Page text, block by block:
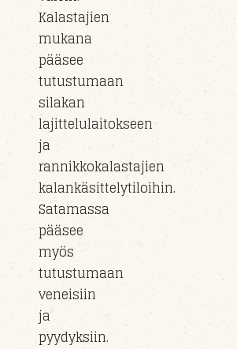
Kalastajien
mukana
pääsee
tutustumaan
silakan
lajittelulaitokseen
ja
rannikkokalastajien
kalankäsittelytiloihin.
Satamassa
pääsee
myös
tutustumaan
veneisiin
ja
pyydyksiin.